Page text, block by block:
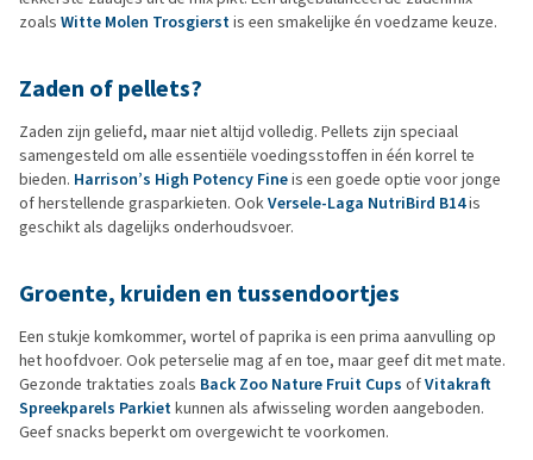
zoals Witte Molen Trosgierstis een smakelijke én voedzame keuze.
Zaden of pellets?
Zaden zijn geliefd, maar niet altijd volledig. Pellets zijn speciaal
samengesteld om alle essentiële voedingsstoffen in één korrel te
bieden. Harrison’s High Potency Fineis een goede optie voor jonge
of herstellende grasparkieten. OokVersele-Laga NutriBird B14is
geschikt als dagelijks onderhoudsvoer.
Groente, kruiden en tussendoortjes
Een stukje komkommer, wortel of paprika is een prima aanvulling op
het hoofdvoer. Ook peterselie mag af en toe, maar geef dit met mate.
Gezonde traktaties zoals Back Zoo Nature Fruit Cups ofVitakraft
Spreekparels Parkietkunnen als afwisseling worden aangeboden.
Geef snacks beperkt om overgewicht te voorkomen.